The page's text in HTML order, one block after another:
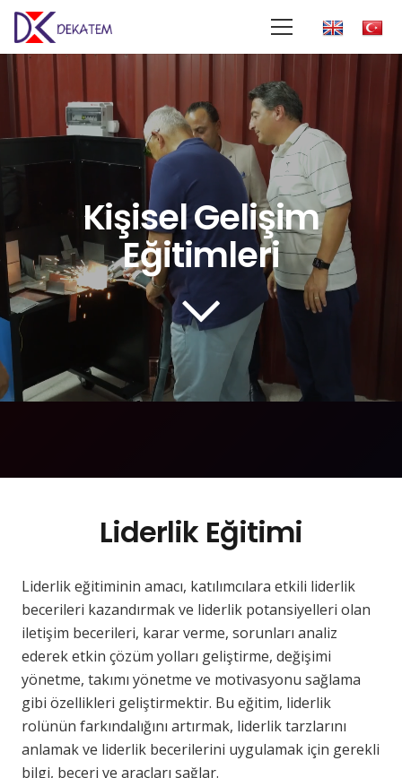
Kişisel Gelişim
Eğitimleri
Liderlik Eğitimi
Liderlik eğitiminin amacı, katılımcılara etkili liderlik
becerileri kazandırmak ve liderlik potansiyelleri olan
iletişim becerileri, karar verme, sorunları analiz
ederek etkin çözüm yolları geliştirme, değişimi
yönetme, takımı yönetme ve motivasyonu sağlama
gibi özellikleri geliştirmektir. Bu eğitim, liderlik
rolünün farkındalığını artırmak, liderlik tarzlarını
anlamak ve liderlik becerilerini uygulamak için gerekli
bilgi, beceri ve araçları sağlar.